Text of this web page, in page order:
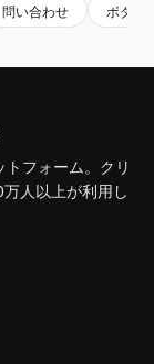
問い合わせ ボタン
フォーム。クリ
人以上が利用し